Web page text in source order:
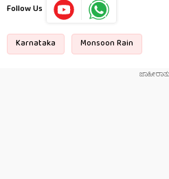
Follow Us
Karnataka Monsoon Rain